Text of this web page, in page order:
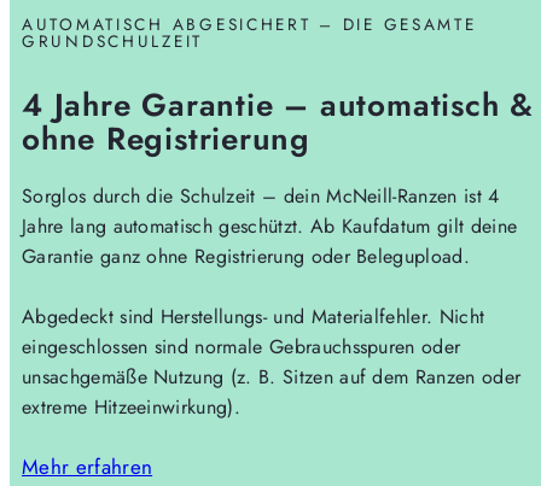
AUTOMATISCH ABGESICHERT – DIE GESAMTE
GRUNDSCHULZEIT
4 Jahre Garantie – automatisch &
ohne Registrierung
Sorglos durch die Schulzeit – dein McNeill-Ranzen ist 4
Jahre lang automatisch geschützt. Ab Kaufdatum gilt deine
Garantie ganz ohne Registrierung oder Belegupload.
Abgedeckt sind Herstellungs- und Materialfehler. Nicht
eingeschlossen sind normale Gebrauchsspuren oder
unsachgemäße Nutzung (z. B. Sitzen auf dem Ranzen oder
extreme Hitzeeinwirkung).
Mehr erfahren